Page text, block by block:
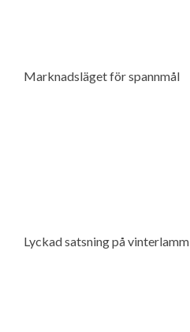
Marknadsläget för spannmål
Lyckad satsning på vinterlamm